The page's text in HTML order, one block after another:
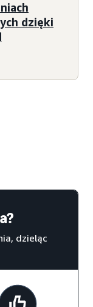
dzięki
dzieląc